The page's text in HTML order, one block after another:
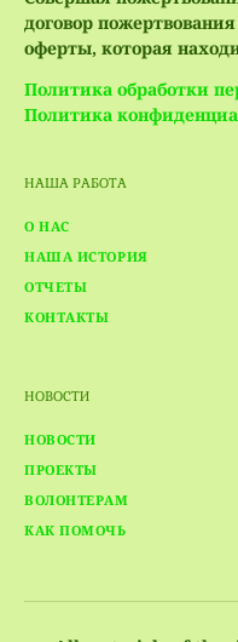
НАША РАБОТА
О НАС
НАША ИСТОРИЯ
ОТЧЕТЫ
КОНТАКТЫ
НОВОСТИ
НОВОСТИ
ПРОЕКТЫ
ВОЛОНТЕРАМ
КАК ПОМОЧЬ
договор
оферты, которая
Политика обработки
Политика